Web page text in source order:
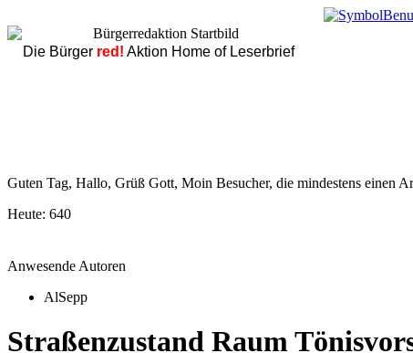
Die Bürger red! Aktion Home of Leserbrief
Guten Tag, Hallo, Grüß Gott, Moin Besucher, die mindestens einen
Heute: 640
Anwesende Autoren
AlSepp
Straßenzustand Raum